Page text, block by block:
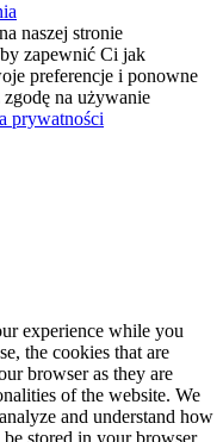
naszej stronie
zapewnić Ci jak
preferencje i ponowne
na używanie
prywatności
experience while you
the cookies that are
browser as they are
of the website. We
and understand how
stored in your browser